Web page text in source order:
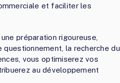
et faciliter les
préparation rigoureuse,
questionnement, la recherche du
vous optimiserez vos
au développement